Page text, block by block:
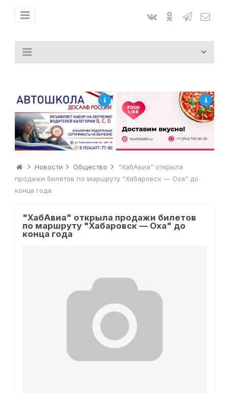
Новости Общество
"ХабАвиа" открыла
продажи билетов по маршруту "Хабаровск — Оха" до
конца года
"ХабАвиа" открыла продажи билетов
по маршруту "Хабаровск — Оха" до
конца года